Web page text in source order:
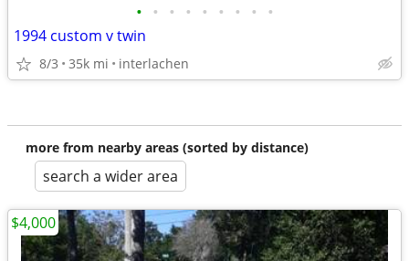
• • • • • • • • •
1994 custom v twin
8/3 35k mi interlachen
more from nearby areas (sorted by distance)
search a wider area
$4,000